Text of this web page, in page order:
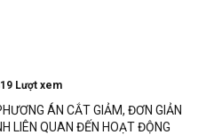
Lượt xem
ÁN CẮT GIẢM, ĐƠN GIẢN
LIÊN QUAN ĐẾN HOẠT ĐỘNG